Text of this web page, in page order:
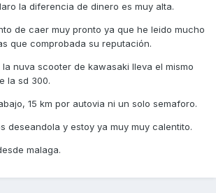
la diferencia de dinero es muy alta.
de caer muy pronto ya que he leido mucho
que comprobada su reputación.
nuva scooter de kawasaki lleva el mismo
la sd 300.
15 km por autovia ni un solo semaforo.
deseandola y estoy ya muy muy calentito.
malaga.